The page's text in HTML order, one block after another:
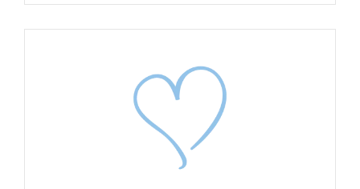
DIANE VIVO
ZUID NEDERLAND
“Vertrouwen en een veilige plek waar het kind
zich mag uiten, werkend met een kleurenpalet